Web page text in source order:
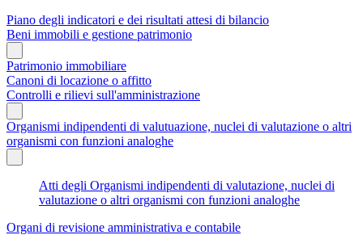
Piano degli indicatori e dei risultati attesi di bilancio
Beni immobili e gestione patrimonio
Patrimonio immobiliare
Canoni di locazione o affitto
Controlli e rilievi sull'amministrazione
Organismi indipendenti di valutuazione, nuclei di valutazione o altri
organismi con funzioni analoghe
Atti degli Organismi indipendenti di valutazione, nuclei di
valutazione o altri organismi con funzioni analoghe
Organi di revisione amministrativa e contabile